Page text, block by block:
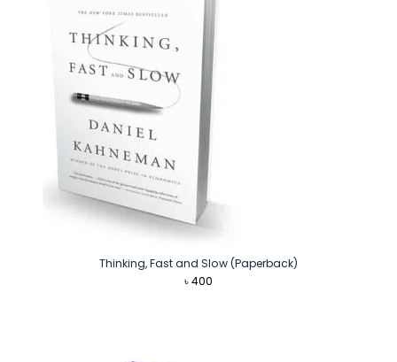
Thinking, Fast and Slow (Paperback)
৳400